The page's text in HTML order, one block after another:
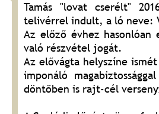
Tamás "lovat cserélt"
telivérrel indult, a ló neve:
Az előző évhez
való részvétel jogát.
Az elővágta helyszíne
imponáló
döntőben is rajt-cél